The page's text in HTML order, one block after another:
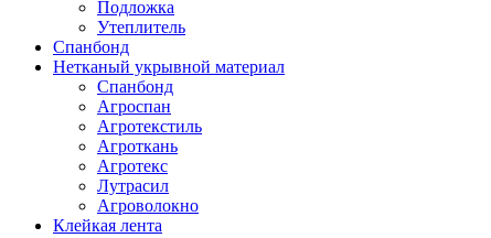
Подложка
Утеплитель
Спанбонд
Нетканый укрывной материал
Спанбонд
Агроспан
Агротекстиль
Агроткань
Агротекс
Лутрасил
Агроволокно
Клейкая лента